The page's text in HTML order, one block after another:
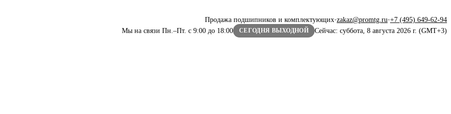
Продажа подшипников и комплектующих•zakaz@promtg.ru•+7 (495) 649-62-94
Мы на связи Пн.–Пт. с 9:00 до 18:00
СЕГОДНЯ ВЫХОДНОЙ Сейчас: суббота, 8 августа 2026 г. (GMT+3)